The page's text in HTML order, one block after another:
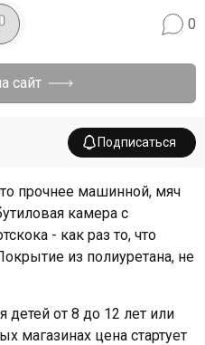
0
сайт
Подписаться
прочнее машинной, мяч
камера с
- как раз то, что
из полиуретана, не
детей от 8 до 12 лет или
магазинах цена стартует